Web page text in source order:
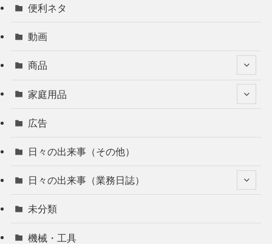
便利ネタ
動画
商品
家庭用品
広告
日々の出来事（その他）
日々の出来事（業務日誌）
未分類
機械・工具